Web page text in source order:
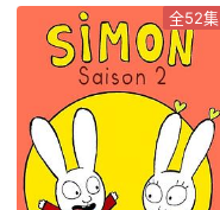
全52集